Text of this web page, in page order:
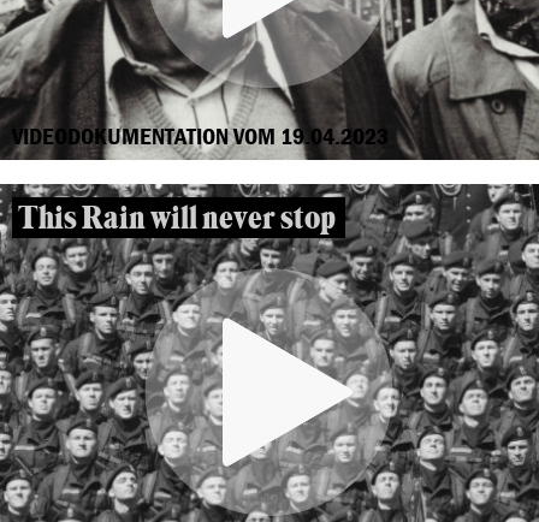
VIDEODOKUMENTATION VOM 19.04.2023
This Rain will never stop